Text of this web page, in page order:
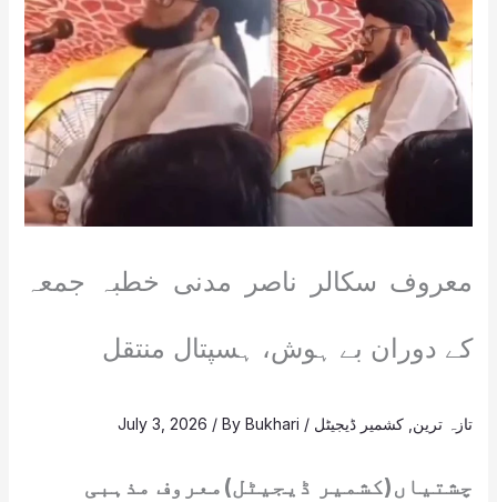
معروف سکالر ناصر مدنی خطبہ جمعہ
کے دوران بے ہوش، ہسپتال منتقل
تازہ ترین کشمیر ڈیجیٹل /
July 3, 2026 / ByBukhari
چشتیاں(کشمیر ڈیجیٹل)معروف مذہبی